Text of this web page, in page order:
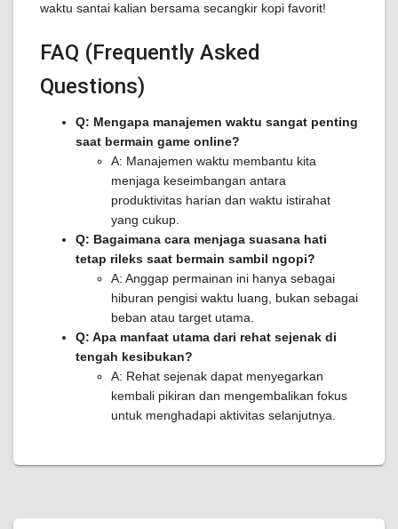
waktu santai kalian bersama secangkir kopi favorit!
FAQ (Frequently Asked
Questions)
Q: Mengapa manajemen waktu sangat penting
saat bermain game online?
A: Manajemen waktu membantu kita
menjaga keseimbangan antara
produktivitas harian dan waktu istirahat
yang cukup.
Q: Bagaimana cara menjaga suasana hati
tetap rileks saat bermain sambil ngopi?
A: Anggap permainan ini hanya sebagai
hiburan pengisi waktu luang, bukan sebagai
beban atau target utama.
Q: Apa manfaat utama dari rehat sejenak di
tengah kesibukan?
A: Rehat sejenak dapat menyegarkan
kembali pikiran dan mengembalikan fokus
untuk menghadapi aktivitas selanjutnya.